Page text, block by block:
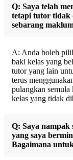
Q: Saya telah
tetapi tutor tidak
sebarang
A: Anda boleh
baki kelas yang
tutor yang lain
terus
pulangkan semula
kelas yang tidak
Q: Saya
yang saya
Bagaimana